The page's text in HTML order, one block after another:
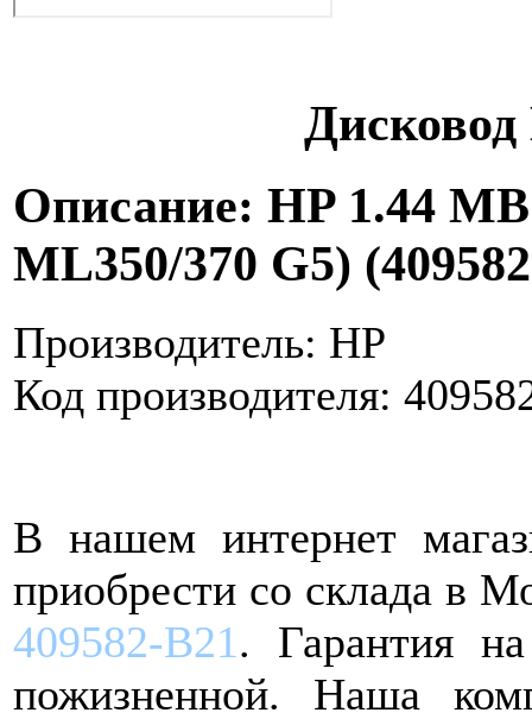
Дисковод
Описание: HP 1.44
ML350/370 G5)
Производитель: HP
Код производителя:
В нашем интернет
приобрести со склада в
409582-B21. Гарантия
пожизненной. Наша